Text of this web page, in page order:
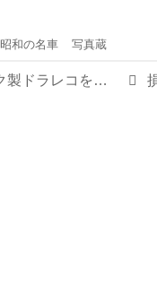
昭和の名車 写真蔵
パナソニック製ドラレコを活用した自動車保険特約「ドライビング！」が安全・安心を提供する